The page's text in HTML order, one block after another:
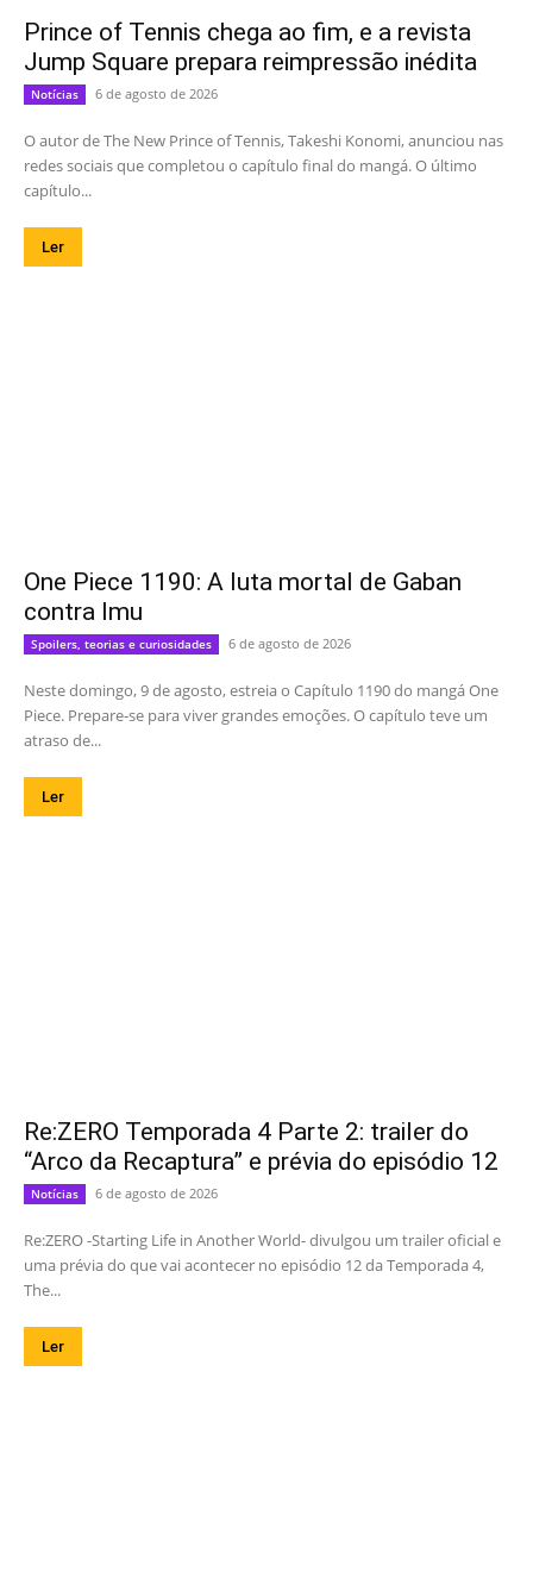
Prince of Tennis chega ao fim, e a revista
Jump Square prepara reimpressão inédita
Notícias 6 de agosto de 2026
O autor de The New Prince of Tennis, Takeshi Konomi, anunciou nas
redes sociais que completou o capítulo final do mangá. O último
capítulo...
Ler
One Piece 1190: A luta mortal de Gaban
contra Imu
Spoilers, teorias e curiosidades 6 de agosto de 2026
Neste domingo, 9 de agosto, estreia o Capítulo 1190 do mangá One
Piece. Prepare-se para viver grandes emoções. O capítulo teve um
atraso de...
Ler
Re:ZERO Temporada 4 Parte 2: trailer do
“Arco da Recaptura” e prévia do episódio 12
Notícias 6 de agosto de 2026
Re:ZERO -Starting Life in Another World- divulgou um trailer oficial e
uma prévia do que vai acontecer no episódio 12 da Temporada 4,
The...
Ler